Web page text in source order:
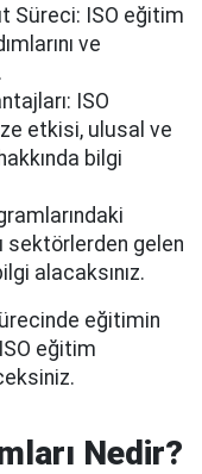
Süreci: ISO eğitim
ve
ISO
etkisi, ulusal ve
bilgi
sektörlerden gelen
alacaksınız.
eğitimin
eğitim
Nedir?